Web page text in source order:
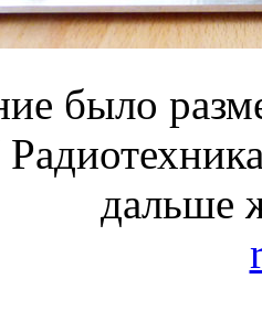
было
дальше